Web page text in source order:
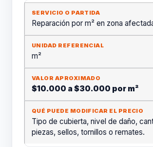
Reparación por m² en zona
m²
$10.000 a $30.000 por m²
Tipo de cubierta, nivel de daño,
piezas, sellos, tornillos o remates.